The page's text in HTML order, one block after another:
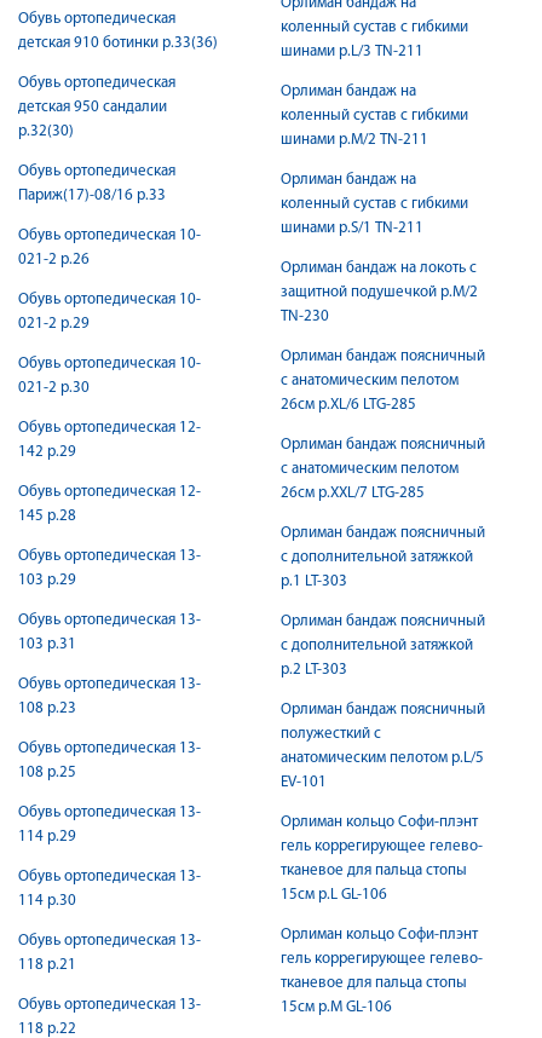
Обувь ортопедическая
детская 910 ботинки р.33(36)
Обувь ортопедическая
детская 950 сандалии
р.32(30)
Обувь ортопедическая
Париж(17)-08/16 р.33
Обувь ортопедическая 10-
021-2 р.26
Обувь ортопедическая 10-
021-2 р.29
Обувь ортопедическая 10-
021-2 р.30
Обувь ортопедическая 12-
142 р.29
Обувь ортопедическая 12-
145 р.28
Обувь ортопедическая 13-
103 р.29
Обувь ортопедическая 13-
103 р.31
Обувь ортопедическая 13-
108 р.23
Обувь ортопедическая 13-
108 р.25
Обувь ортопедическая 13-
114 р.29
Обувь ортопедическая 13-
114 р.30
Обувь ортопедическая 13-
118 р.21
Обувь ортопедическая 13-
118 р.22
коленный сустав с гибкими
шинами р.L/3 TN-211
Орлиман бандаж на
коленный сустав с гибкими
шинами р.M/2 TN-211
Орлиман бандаж на
коленный сустав с гибкими
шинами р.S/1 TN-211
Орлиман бандаж на локоть с
защитной подушечкой р.M/2
TN-230
Орлиман бандаж поясничный
c анатомическим пелотом
26см р.XL/6 LTG-285
Орлиман бандаж поясничный
c анатомическим пелотом
26см р.XXL/7 LTG-285
Орлиман бандаж поясничный
c дополнительной затяжкой
р.1 LT-303
Орлиман бандаж поясничный
c дополнительной затяжкой
р.2 LT-303
Орлиман бандаж поясничный
полужесткий c
анатомическим пелотом р.L/5
EV-101
Орлиман кольцо Софи-плэнт
гель коррегирующее гелево-
тканевое для пальца стопы
15см р.L GL-106
Орлиман кольцо Софи-плэнт
гель коррегирующее гелево-
тканевое для пальца стопы
15см р.M GL-106